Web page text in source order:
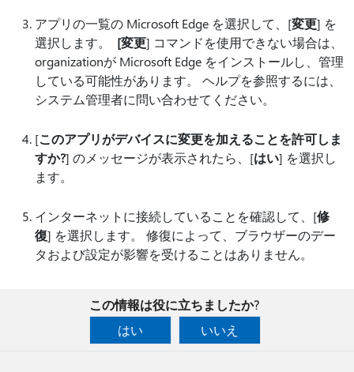
アプリの一覧の Microsoft Edge を選択して、[変更] を
選択します。 [変更] コマンドを使用できない場合は、
organizationが Microsoft Edge をインストールし、管理
している可能性があります。 ヘルプを参照するには、
システム管理者に問い合わせてください。
[このアプリがデバイスに変更を加えることを許可しま
すか?] のメッセージが表示されたら、[はい] を選択し
ます。
インターネットに接続していることを確認して、[修
復] を選択します。 修復によって、ブラウザーのデー
タおよび設定が影響を受けることはありません。
この情報は役に立ちましたか?
はい
いいえ